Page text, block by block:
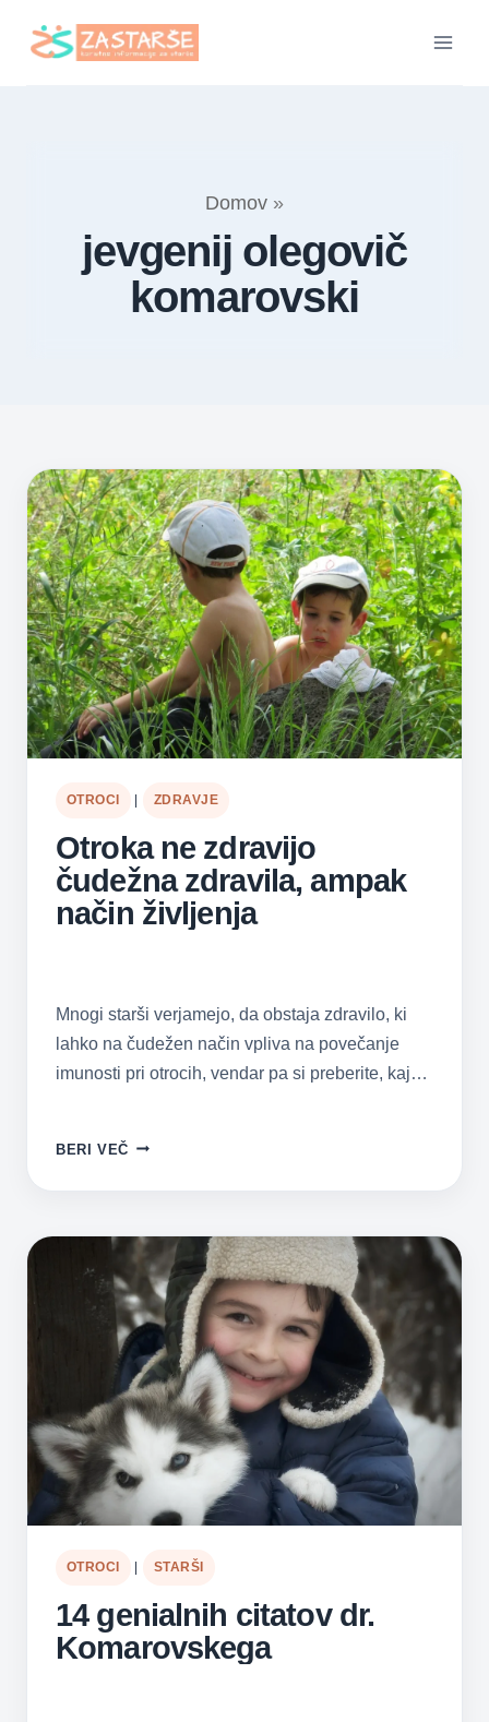
Domov »
jevgenij olegovič
komarovski
OTROCI ZDRAVJE
Otroka ne zdravijo
čudežna zdravila, ampak
način življenja
Mnogi starši verjamejo, da obstaja zdravilo, ki
lahko na čudežen način vpliva na povečanje
imunosti pri otrocih, vendar pa si preberite, kaj…
BERI VEČ OTROKA
ZDRAVIJO
ZDRAVILA,
AMPAK
NAČIN
ŽIVLJENJA
OTROCI STARŠI
14 genialnih citatov dr.
Komarovskega